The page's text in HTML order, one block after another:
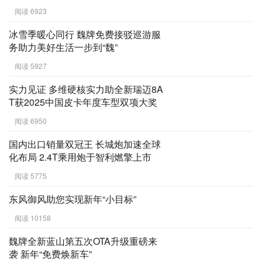
阅读 6923
冰雪季暖心同行 魏牌免费接驳巡游服
务助力美好生活一步到“魏”
阅读 5927
实力见证 多维硬核实力助全新瑞迈8A
T获2025中国皮卡年度车型双项大奖
阅读 6950
国内出口销量双冠王 长城炮加速全球
化布局 2.4T乘用炮于智利燃擎上市
阅读 5775
东风御风助您实现新年“小目标”
阅读 10158
魏牌全新蓝山第五次OTA升级重磅来
袭 新年“免费焕新车”